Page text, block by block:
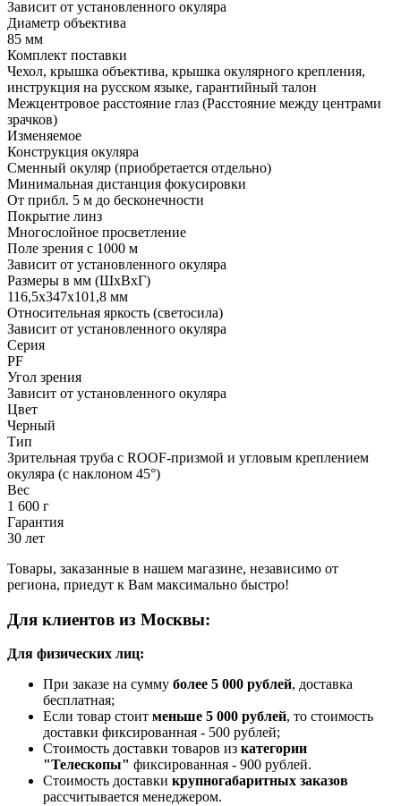
Зависит от установленного окуляра
Диаметр объектива
85 мм
Комплект поставки
Чехол, крышка объектива, крышка окулярного крепления,
инструкция на русском языке, гарантийный талон
Межцентровое расстояние глаз (Расстояние между центрами
зрачков)
Изменяемое
Конструкция окуляра
Сменный окуляр (приобретается отдельно)
Минимальная дистанция фокусировки
От прибл. 5 м до бесконечности
Покрытие линз
Многослойное просветление
Поле зрения с 1000 м
Зависит от установленного окуляра
Размеры в мм (ШхВхГ)
116,5х347х101,8 мм
Относительная яркость (светосила)
Зависит от установленного окуляра
Серия
PF
Угол зрения
Зависит от установленного окуляра
Цвет
Черный
Тип
Зрительная труба с ROOF-призмой и угловым креплением
окуляра (с наклоном 45°)
Вес
1 600 г
Гарантия
30 лет
Товары, заказанные в нашем магазине, независимо от
региона, приедут к Вам максимально быстро!
Для клиентов из Москвы:
Для физических лиц:
При заказе на сумму более 5 000 рублей, доставка
бесплатная;
Если товар стоит меньше 5 000 рублей, то стоимость
доставки фиксированная - 500 рублей;
Стоимость доставки товаров из категории
"Телескопы" фиксированная - 900 рублей.
Стоимость доставки крупногабаритных заказов
рассчитывается менеджером.